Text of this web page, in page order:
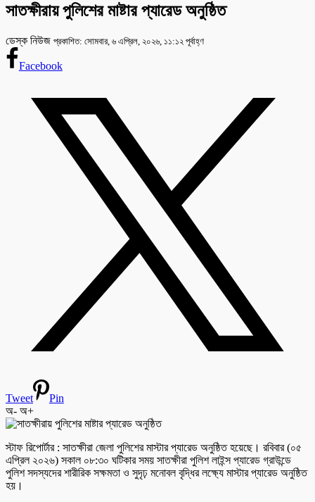
সাতক্ষীরায় পুলিশের মাষ্টার প্যারেড অনুষ্ঠিত
ডেস্ক নিউজ প্রকাশিত: সোমবার, ৬ এপ্রিল, ২০২৬, ১১:১২ পূর্বাহ্ণ
Facebook
Tweet
Pin
অ- অ+
স্টাফ রিপোর্টার : সাতক্ষীরা জেলা পুলিশের মাস্টার প্যারেড অনুষ্ঠিত হয়েছে। রবিবার (০৫
এপ্রিল ২০২৬) সকাল ০৮:৩০ ঘটিকার সময় সাতক্ষীরা পুলিশ লাইন্স প্যারেড গ্রাউন্ডে
পুলিশ সদস্যদের শারীরিক সক্ষমতা ও সুদৃঢ় মনোবল বৃদ্ধির লক্ষ্যে মাস্টার প্যারেড অনুষ্ঠিত
হয়।